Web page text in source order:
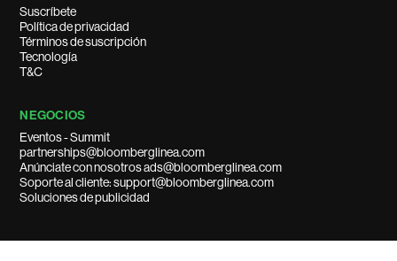
Suscríbete
Política de privacidad
Términos de suscripción
Tecnología
T&C
NEGOCIOS
Eventos - Summit
partnerships@bloomberglinea.com
Anúnciate con nosotros ads@bloomberglinea.com
Soporte al cliente: support@bloomberglinea.com
Soluciones de publicidad